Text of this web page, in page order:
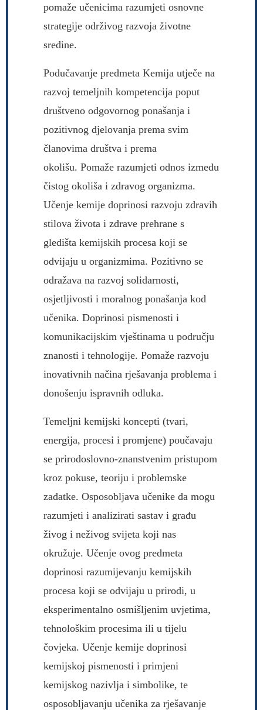
pomaže učenicima razumjeti osnovne
strategije održivog razvoja životne
sredine.
Podučavanje predmeta Kemija utječe na
razvoj temeljnih kompetencija poput
društveno odgovornog ponašanja i
pozitivnog djelovanja prema svim
članovima društva i prema
okolišu. Pomaže razumjeti odnos između
čistog okoliša i zdravog organizma.
Učenje kemije doprinosi razvoju zdravih
stilova života i zdrave prehrane s
gledišta kemijskih procesa koji se
odvijaju u organizmima. Pozitivno se
odražava na razvoj solidarnosti,
osjetljivosti i moralnog ponašanja kod
učenika. Doprinosi pismenosti i
komunikacijskim vještinama u području
znanosti i tehnologije. Pomaže razvoju
inovativnih načina rješavanja problema i
donošenju ispravnih odluka.
Temeljni kemijski koncepti (tvari,
energija, procesi i promjene) poučavaju
se prirodoslovno-znanstvenim pristupom
kroz pokuse, teoriju i problemske
zadatke. Osposobljava učenike da mogu
razumjeti i analizirati sastav i građu
živog i neživog svijeta koji nas
okružuje. Učenje ovog predmeta
doprinosi razumijevanju kemijskih
procesa koji se odvijaju u prirodi, u
eksperimentalno osmišljenim uvjetima,
tehnološkim procesima ili u tijelu
čovjeka. Učenje kemije doprinosi
kemijskoj pismenosti i primjeni
kemijskog nazivlja i simbolike, te
osposobljavanju učenika za rješavanje